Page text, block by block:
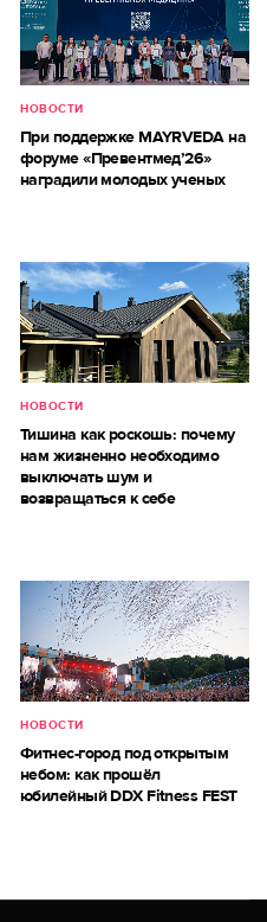
НОВОСТИ
При поддержке MAYRVEDA на
форуме «Превентмед’26»
наградили молодых ученых
НОВОСТИ
Тишина как роскошь: почему
нам жизненно необходимо
выключать шум и
возвращаться к себе
НОВОСТИ
Фитнес-город под открытым
небом: как прошёл
юбилейный DDX Fitness FEST